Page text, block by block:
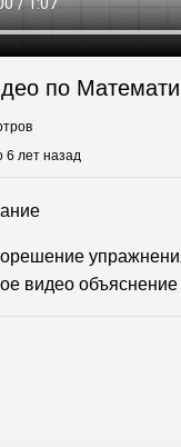
по
6 лет назад
видео